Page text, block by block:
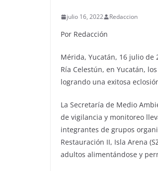
julio 16, 2022 Redaccion
Por Redacción
Mérida, Yucatán, 16 julio de
Ría Celestún, en Yucatán,
logrando una exitosa
La Secretaría de Medio
de vigilancia y monitoreo
integrantes de grupos
Restauración II, Isla Arena
adultos alimentándose y